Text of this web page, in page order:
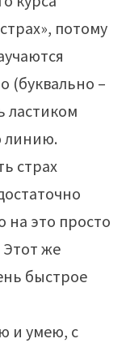
потому
(буквально –
ластиком
линию.
страх
на это просто
Этот же
быстрое
и умею, с